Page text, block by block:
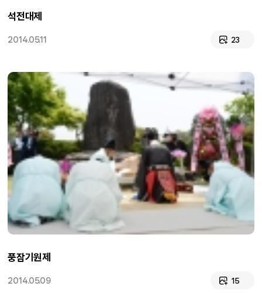
석전대제
2014.05.11 23
풍잠기원제
2014.05.09 15